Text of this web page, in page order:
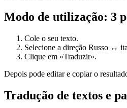
Modo de utilização: 3
Cole o seu texto.
Selecione a direção Russo ↔
Clique em «Traduzir».
Depois pode editar e copiar o
Tradução de textos e